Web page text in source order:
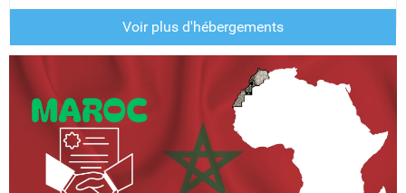
Voir plus d'hébergements